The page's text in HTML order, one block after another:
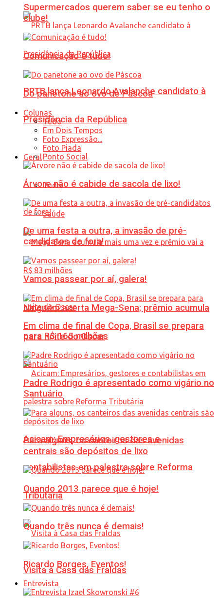
PRTB lança Leonardo Avalanche candidato à
Presidência da República
Geral
Tudo
Saúde
Ninguém acerta Mega-Sena; prêmio acumula
para R$ 165 milhões
Acicam: Empresários, gestores e
contabilistas em palestra sobre Reforma
Tributária
Visita à Casa das Fraldas
Supermercados querem saber se eu tenho o
clube!
Comunicação é tudo!
Do panetone ao ovo de Páscoa
Colunas
Tudo
Em Dois Tempos
Foto Expressão...
Foto Piada
Ponto Social
Árvore não é cabide de sacola de lixo!
De uma festa a outra, a invasão de pré-
candidatos de fora!
Vamos passear por aí, galera!
Em clima de final de Copa, Brasil se prepara
para noite do Oscar
Padre Rodrigo é apresentado como vigário no
Santuário
Para alguns, os canteiros das avenidas
centrais são depósitos de lixo
Quando 2013 parece que é hoje!
Quando três nunca é demais!
Ricardo Borges, Eventos!
Entrevista